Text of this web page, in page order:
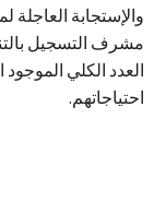
والإستجابة العاجلة
مشرف التسجيل
احتياجاتهم.